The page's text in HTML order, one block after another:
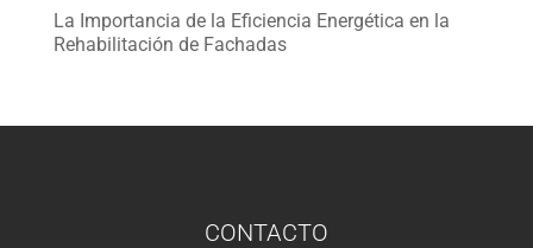
La Importancia de la Eficiencia Energética en la
Rehabilitación de Fachadas
CONTACTO